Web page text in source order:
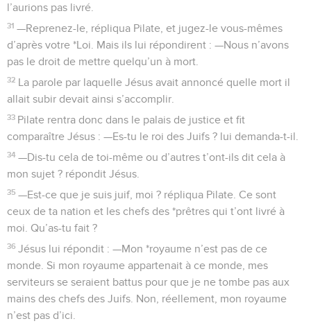
l’aurions pas livré.
31 —Reprenez-le, répliqua Pilate, et jugez-le vous-mêmes
d’après votre *Loi. Mais ils lui répondirent : —Nous n’avons
pas le droit de mettre quelqu’un à mort.
32 La parole par laquelle Jésus avait annoncé quelle mort il
allait subir devait ainsi s’accomplir.
33 Pilate rentra donc dans le palais de justice et fit
comparaître Jésus : —Es-tu le roi des Juifs ? lui demanda-t-il.
34 —Dis-tu cela de toi-même ou d’autres t’ont-ils dit cela à
mon sujet ? répondit Jésus.
35 —Est-ce que je suis juif, moi ? répliqua Pilate. Ce sont
ceux de ta nation et les chefs des *prêtres qui t’ont livré à
moi. Qu’as-tu fait ?
36 Jésus lui répondit : —Mon *royaume n’est pas de ce
monde. Si mon royaume appartenait à ce monde, mes
serviteurs se seraient battus pour que je ne tombe pas aux
mains des chefs des Juifs. Non, réellement, mon royaume
n’est pas d’ici.